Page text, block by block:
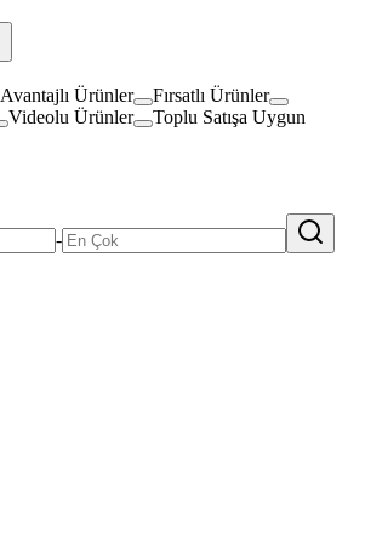
Avantajlı Ürünler
Fırsatlı Ürünler
Videolu Ürünler Toplu Satışa Uygun
-